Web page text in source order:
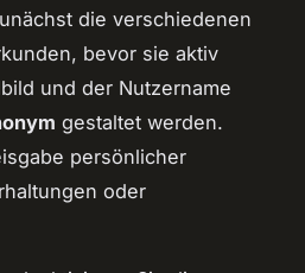
die verschiedenen
bevor sie aktiv
und der Nutzername
gestaltet werden.
persönlicher
oder